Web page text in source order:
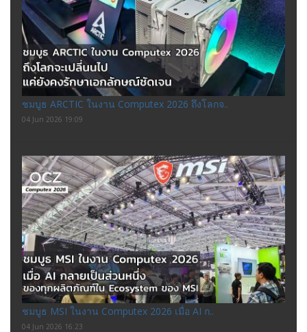
ชมบูธ ARCTIC ในงาน Computex 2026 ถึงโลกจ..
04 Jun 2026 19:09
ชมบูธ MSI ในงาน Computex 2026 เมื่อ AI ก..
04 Jun 2026 16:23